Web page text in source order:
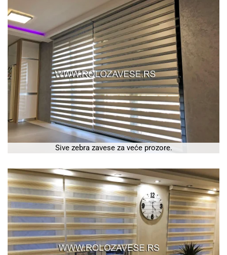
Sive zebra zavese za veće prozore.